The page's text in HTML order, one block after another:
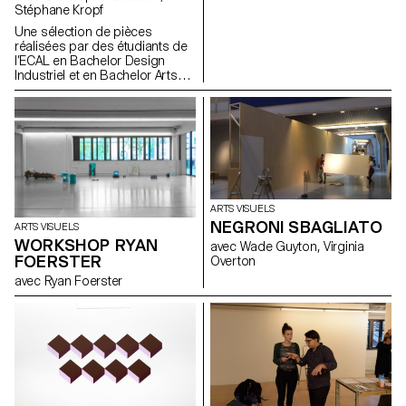
Stéphane Kropf
Une sélection de pièces
réalisées par des étudiants de
l’ECAL en Bachelor Design
Industriel et en Bachelor Arts
Visuels sous la direction de
Stéphane Kropf. Une exposition
mise en scène par John M
Armleder.
ARTS VISUELS
WORKSHOP RYAN
FOERSTER
avec Ryan Foerster
ARTS VISUELS
NEGRONI SBAGLIATO
avec Wade Guyton, Virginia
Overton